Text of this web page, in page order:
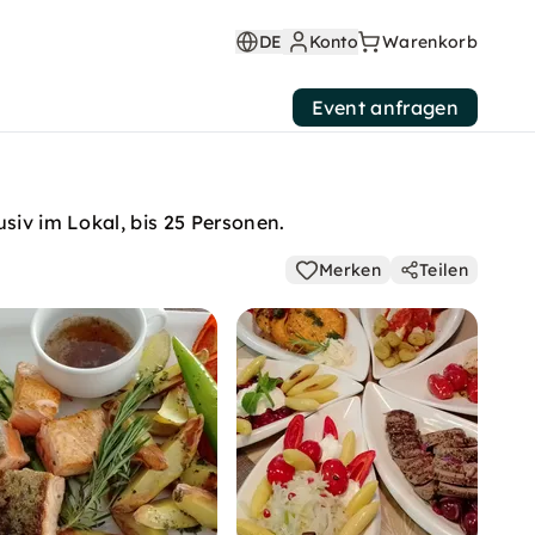
DE Konto Warenkorb
Event anfragen
im Lokal, bis 25 Personen.
Merken Teilen